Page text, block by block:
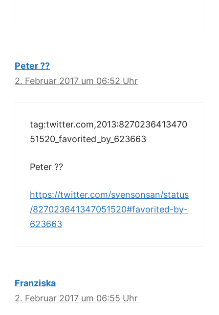
Peter ??
2. Februar 2017 um 06:52 Uhr
tag:twitter.com,2013:8270236413470
51520_favorited_by_623663
Peter ??
https://twitter.com/svensonsan/status
/827023641347051520#favorited-by-
623663
Franziska
2. Februar 2017 um 06:55 Uhr